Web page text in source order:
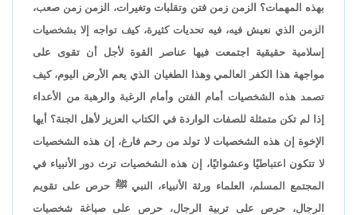
بهذه المهمات؟ الزمن زمن فتن وتقلبات وتغيرات، الزمن زمن صعب،
الزمن الذي نعيش فيه، فيه تحديات كثيرة، كيف تواجه إلا بشخصيات
إسلامية حقيقية اجتمعت فيها عناصر القوة لأجل أن تقوى على
مواجهة هذا الكفر العالمي وهذا الطغيان الذي يعم الأرض اليوم، كيف
تصمد هذه الشخصيات أمام الفتن وأمام الرغبة والرهبة من الأعداء
إذا لم تكن متمثلة للصفات الواردة في الكتاب العزيز لأهل الجنة؟ أيها
الإخوة إن هذه الشخصيات لا تولد من رحم فارغ، إن هذه الشخصيات
لا تتكون اعتباطيًا وعشوائيًا، إن هذه الشخصيات ترث دور الأنبياء في
المجتمع المسلم، العلماء ورثة الأنبياء، النبي ﷺ حرص على تقويم
الرجال، حرص على تربية الرجال، حرص على صياغة شخصيات